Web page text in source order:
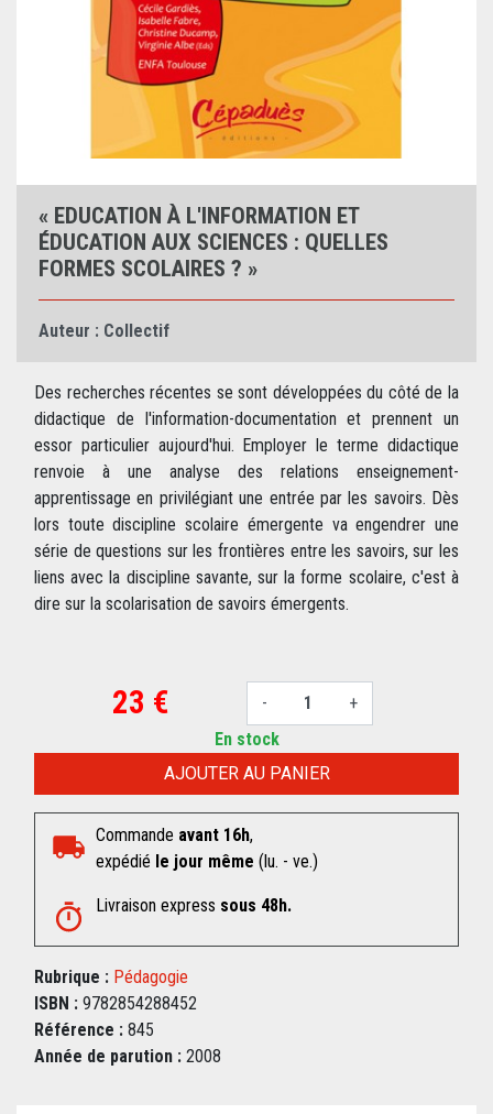
« EDUCATION À L'INFORMATION ET
ÉDUCATION AUX SCIENCES : QUELLES
FORMES SCOLAIRES ? »
Auteur : Collectif
Des recherches récentes se sont développées du côté de la
didactique de l'information-documentation et prennent un
essor particulier aujourd'hui. Employer le terme didactique
renvoie à une analyse des relations enseignement-
apprentissage en privilégiant une entrée par les savoirs. Dès
lors toute discipline scolaire émergente va engendrer une
série de questions sur les frontières entre les savoirs, sur les
liens avec la discipline savante, sur la forme scolaire, c'est à
dire sur la scolarisation de savoirs émergents.
23 € - +
AJOUTER AU PANIER
En stock
Commande avant 16h,
expédié le jour même (lu. - ve.)
Livraison express sous 48h.
Rubrique : Pédagogie
ISBN : 9782854288452
Référence : 845
Année de parution : 2008